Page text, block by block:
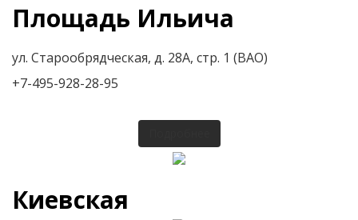
Площадь Ильича
ул. Старообрядческая, д. 28А, стр. 1 (ВАО)
+7-495-928-28-95
Киевская